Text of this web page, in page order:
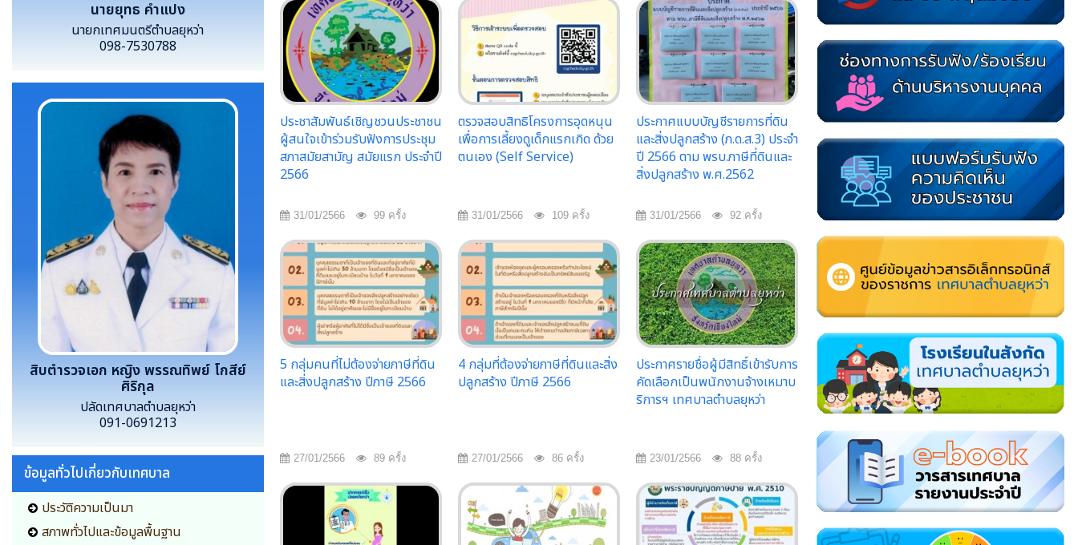
นายยุทธ คำแปง
นายกเทศมนตรีตำบลยุหว่า
098-7530788
สิบตำรวจเอก หญิง พรรณทิพย์ โกสีย์
ศิริกุล
ปลัดเทศบาลตำบลยุหว่า
091-0691213
ข้อมูลทั่วไปเกี่ยวกับเทศบาล
ประวัติความเป็นมา
สภาพทั่วไปและข้อมูลพื้นฐาน
ประชาสัมพันธ์เชิญชวนประชาชน
ผู้สนใจเข้าร่วมรับฟังการประชุม
สภาสมัยสามัญ สมัยแรก ประจำปี
2566
31/01/2566 99 ครั้ง
ตรวจสอบสิทธิโครงการอุดหนุน
เพื่อการเลี้ยงดูเด็กแรกเกิด ด้วย
ตนเอง (Self Service)
31/01/2566 109 ครั้ง
ประกาศแบบบัญชีรายการที่ดิน
และสิ่งปลูกสร้าง (ภ.ด.ส.3) ประจำ
ปี 2566 ตาม พรบ.ภาษีที่ดินและ
สิ่งปลูกสร้าง พ.ศ.2562
31/01/2566 92 ครั้ง
5 กลุ่มคนที่ไม่ต้องจ่ายภาษีที่ดิน
และสิ่งปลูกสร้าง ปีภาษี 2566
27/01/2566 89 ครั้ง
4 กลุ่มที่ต้องจ่ายภาษีที่ดินและสิ่ง
ปลูกสร้าง ปีภาษี 2566
27/01/2566 86 ครั้ง
ประกาศรายชื่อผู้มีสิทธิ์เข้ารับการ
คัดเลือกเป็นพนักงานจ้างเหมาบ
ริการฯ เทศบาลตำบลยุหว่า
23/01/2566 88 ครั้ง